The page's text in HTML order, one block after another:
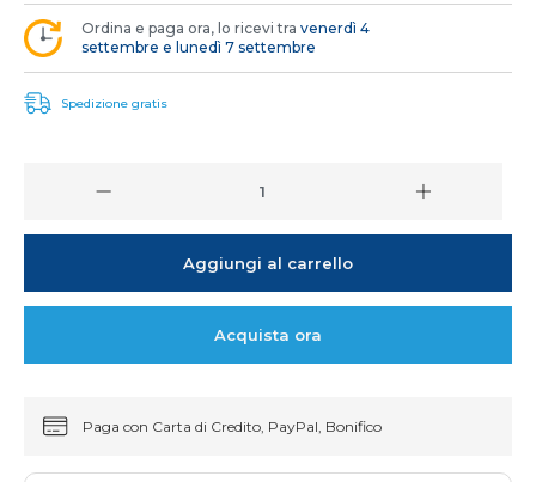
Ordina e paga ora, lo ricevi tra venerdì 4
settembre e lunedì 7 settembre
Spedizione gratis
Aggiungi al carrello
Acquista ora
Paga con Carta di Credito, PayPal, Bonifico